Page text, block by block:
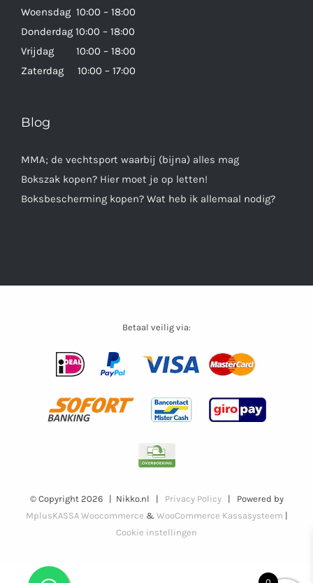
Woensdag 10:00 – 18:00
Donderdag 10:00 – 18:00
Vrijdag 10:00 – 18:00
Zaterdag 10:00 – 17:00
Blog
MMA; de vechtsport waarbij (bijna) alles mag
Bokszak kopen? Hier moet je op letten!
Boksbescherming kopen? Wat heb ik allemaal nodig?
Betaal veilig via:
© Copyright 2026 | Nikko.nl | Privacy Policy| Powered by
MplusKASSA Woocommerce & WooCommerce Kassasysteem |
Cookie instellingen